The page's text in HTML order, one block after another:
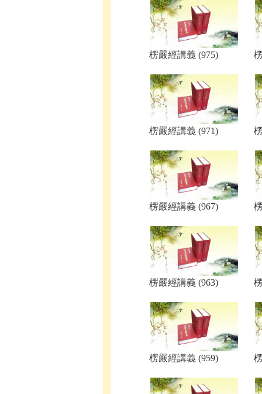
楞嚴經講義 (975)
楞嚴經講義 (971)
楞嚴經講義 (967)
楞嚴經講義 (963)
楞嚴經講義 (959)